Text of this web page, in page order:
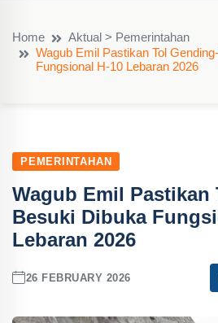
Home
Aktual > Pemerintahan
Wagub Emil Pastikan Tol
Fungsional H-10 Lebaran 2026
PEMERINTAHAN
Wagub Emil Pastikan
Besuki Dibuka
Lebaran 2026
26 FEBRUARY 2026